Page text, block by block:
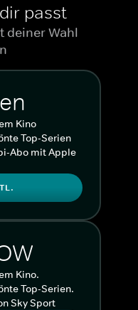
passt
deiner Wahl
Kino
Top-Serien
Abo mit Apple
Kino.
Top-Serien.
Sky Sport